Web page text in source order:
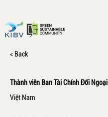
< Back
Thành viên Ban Tài Chính Đối Ngoại
Việt Nam